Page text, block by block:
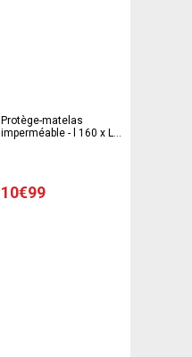
Protège-matelas
imperméable - l 160 x L
10€99